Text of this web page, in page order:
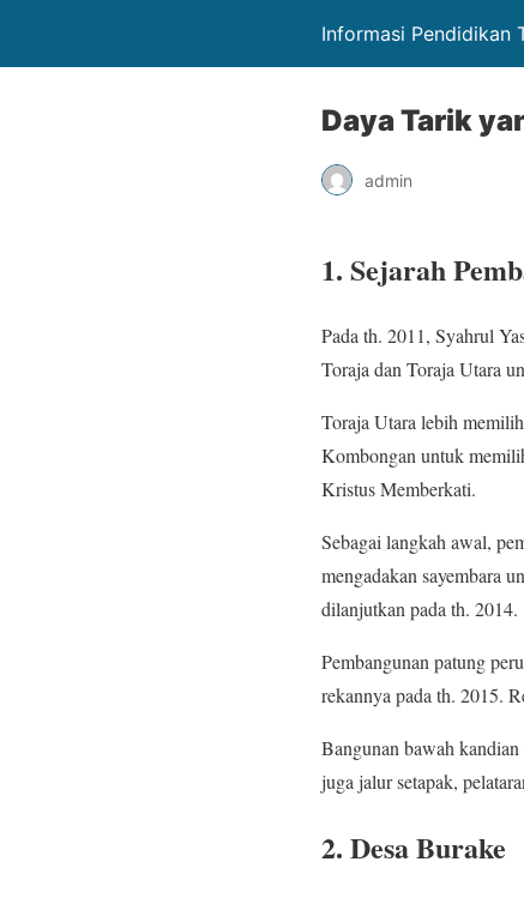
Informasi Pendidikan
Daya Tarik
admin
1. Sejarah
Pada th. 2011, Syahrul
Toraja dan Toraja Utara
Toraja Utara lebih
Kombongan untuk
Kristus Memberkati.
Sebagai langkah awal,
mengadakan sayembara
dilanjutkan pada th. 2014.
Pembangunan patung
rekannya pada th. 2015.
Bangunan bawah
juga jalur setapak,
2. Desa Burake